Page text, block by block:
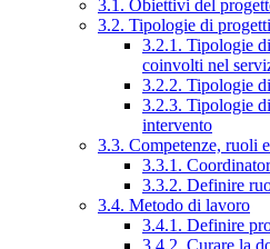
3.1. Obiettivi del
3.2. Tipologie di progetti
3.2.1. Tipologie
coinvolti nel
3.2.2. Tipologie
3.2.3. Tipologie
intervento
3.3. Competenze, ruoli
3.3.1.
3.3.2. Definire
3.4. Metodo di lavoro
3.4.1. Definire
3.4.2. Curare la